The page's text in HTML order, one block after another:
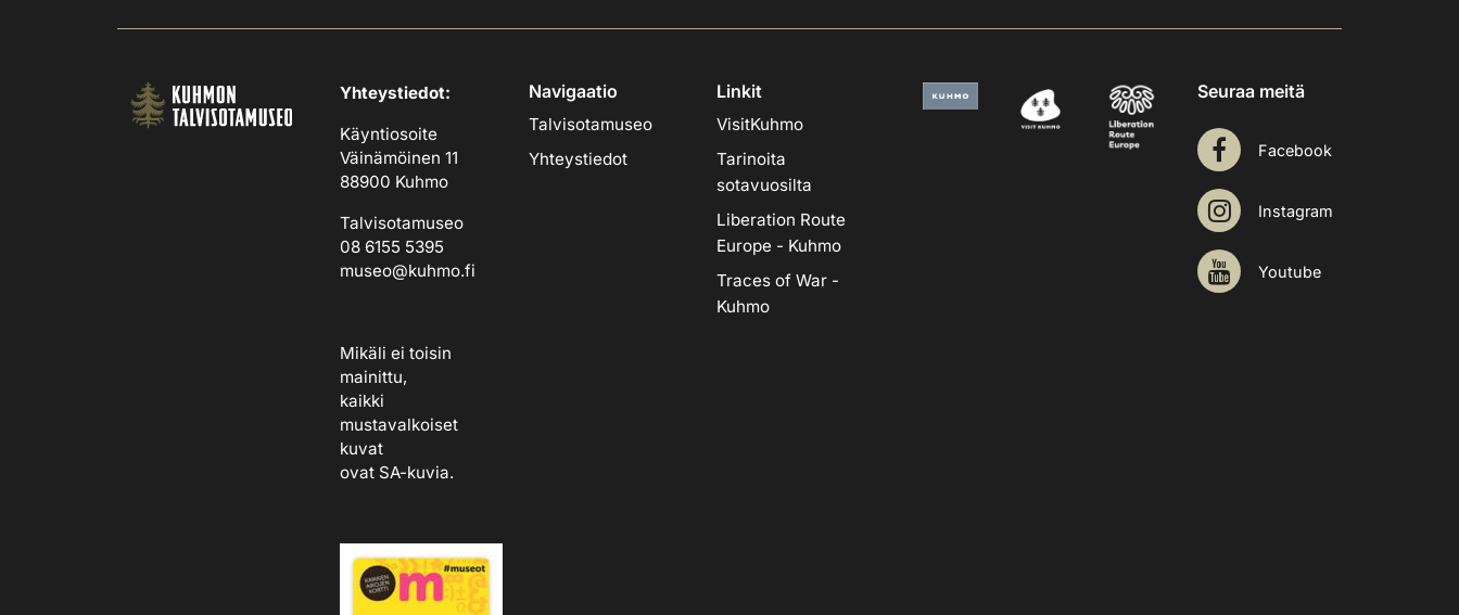
Yhteystiedot:
Käyntiosoite
Väinämöinen 11
88900 Kuhmo
Talvisotamuseo
08 6155 5395
museo@kuhmo.fi
Mikäli ei toisin
mainittu,
kaikki
mustavalkoiset
kuvat
ovat SA-kuvia.
Navigaatio
Talvisotamuseo
Yhteystiedot
Linkit
VisitKuhmo
Tarinoita
sotavuosilta
Liberation Route
Europe - Kuhmo
Traces of War -
Kuhmo
Seuraa meitä
Facebook
Instagram
Youtube